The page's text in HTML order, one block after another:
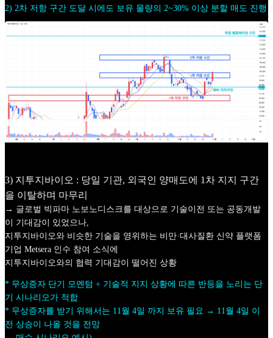
2) 2차 저항 구간 도달 시에도 보유 물량의 2~30% 이상 분할 매도 진행
3) 지투지바이오 : 당일 기관, 외국인 양매도에 1차 지지 구간
을 이탈하며 마무리
→ 글로벌 빅파마 노보노디스크를 대상으로 기술이전 또는 공동개발
이 기대감이 있었으나,
지투지바이오와 비슷한 기술을 영위하는 비만·대사질환 신약 플랫폼
기업 Metsera 인수 참여 소식에
지투지바이오와의 협력 기대감이 떨어진 상황
* 무상증자 단기 모멘텀 + 기술적 지지 상황에 따른 반등을 노리는 단
기 시나리오가 적합
* 무상증자를 받기 위해서는 11월 4일 까지 보유 필요 → 11월 4일 이
전 상승이 나올 것을 전망